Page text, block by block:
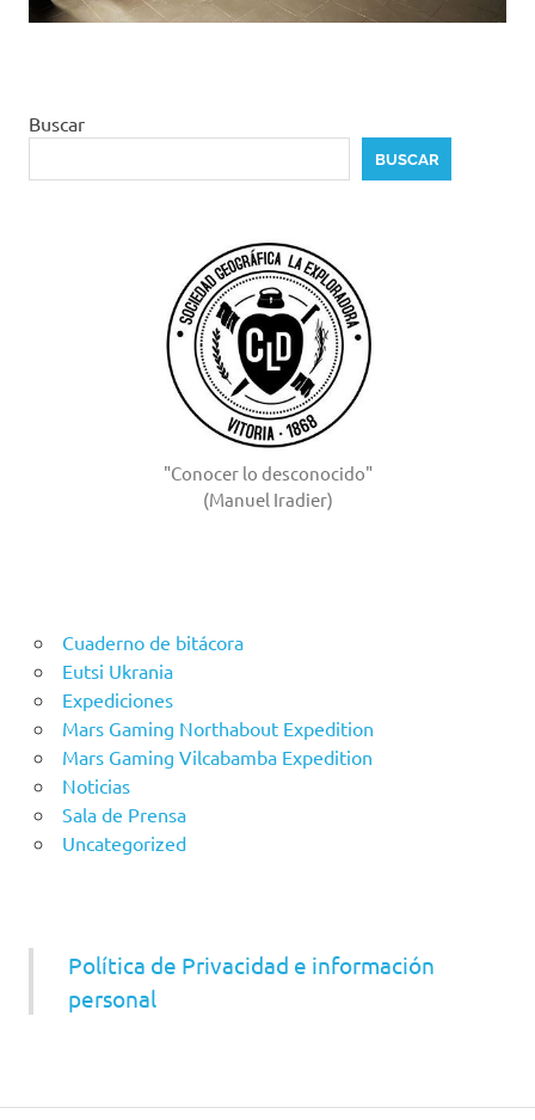
Buscar
BUSCAR
"Conocer lo desconocido"
(Manuel Iradier)
Cuaderno de bitácora
Eutsi Ukrania
Expediciones
Mars Gaming Northabout Expedition
Mars Gaming Vilcabamba Expedition
Noticias
Sala de Prensa
Uncategorized
Política de Privacidad e información
personal